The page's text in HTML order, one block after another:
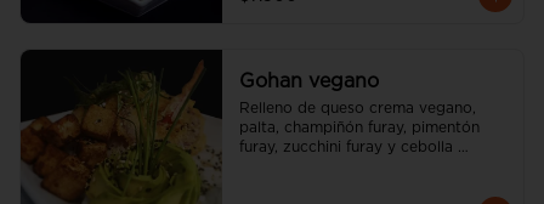
Gohan vegano
Relleno de queso crema vegano,
palta, champiñón furay, pimentón
furay, zucchini furay y cebolla